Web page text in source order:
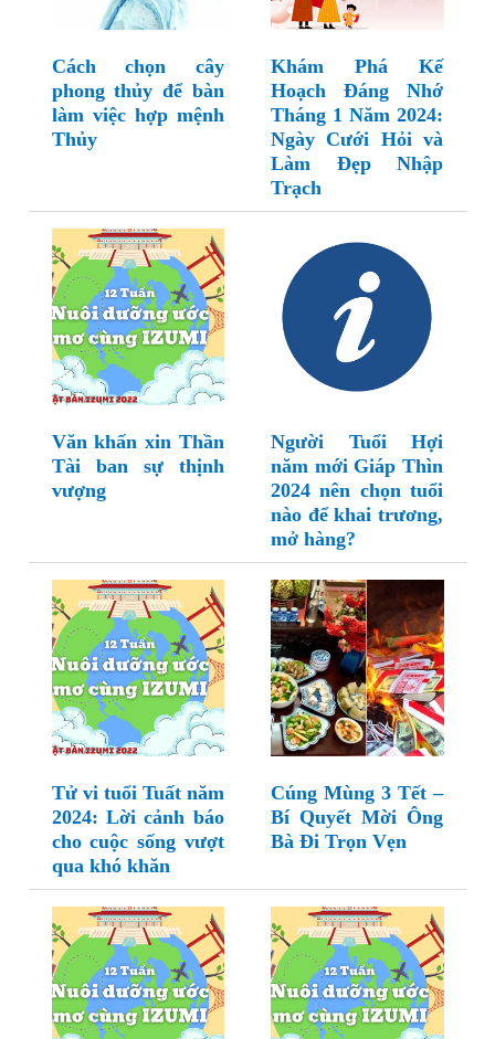
Cách chọn cây
phong thủy để bàn
làm việc hợp mệnh
Thủy
Khám Phá Kế
Hoạch Đáng Nhớ
Tháng 1 Năm 2024:
Ngày Cưới Hỏi và
Làm Đẹp Nhập
Trạch
Văn khấn xin Thần
Tài ban sự thịnh
vượng
Người Tuổi Hợi
năm mới Giáp Thìn
2024 nên chọn tuổi
nào để khai trương,
mở hàng?
Tử vi tuổi Tuất năm
2024: Lời cảnh báo
cho cuộc sống vượt
qua khó khăn
Cúng Mùng 3 Tết –
Bí Quyết Mời Ông
Bà Đi Trọn Vẹn